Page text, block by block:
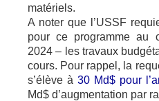
matériels.
A noter que l’USSF
pour ce programme au
2024 – les travaux
cours. Pour rappel, la
s’élève à 30 Md$ pour
Md$ d’augmentation par